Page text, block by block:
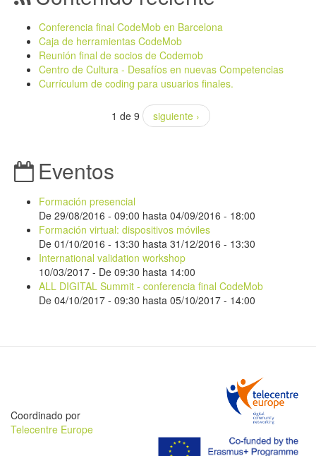
Conferencia final CodeMob en Barcelona
Caja de herramientas CodeMob
Reunión final de socios de Codemob
Centro de Cultura - Desafíos en nuevas Competencias
Currículum de coding para usuarios finales.
1 de 9 siguiente ›
Eventos
Formación presencial
De 29/08/2016 - 09:00 hasta 04/09/2016 - 18:00
Formación virtual: dispositivos móviles
De 01/10/2016 - 13:30 hasta 31/12/2016 - 13:30
International validation workshop
10/03/2017 - De 09:30 hasta 14:00
ALL DIGITAL Summit - conferencia final CodeMob
De 04/10/2017 - 09:30 hasta 05/10/2017 - 14:00
Coordinado por
Telecentre Europe